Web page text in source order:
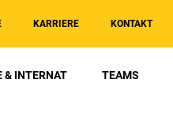
KARRIERE KONTAKT
& INTERNAT TEAMS